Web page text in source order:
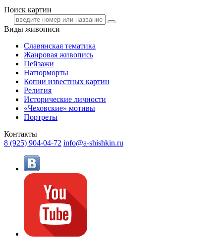
Поиск картин
Виды живописи
Славянская тематика
Жанровая живопись
Пейзажи
Натюрморты
Копии известных картин
Религия
Исторические личности
«Чеховские» мотивы
Портреты
Контакты
8 (925) 904-04-72 info@a-shishkin.ru